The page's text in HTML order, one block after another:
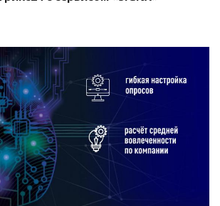
Смотреть проект